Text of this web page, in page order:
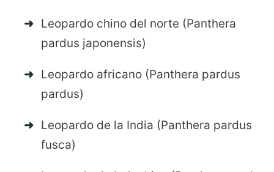
Leopardo chino del norte (Panthera
pardus japonensis)
Leopardo africano (Panthera pardus
pardus)
Leopardo de la India (Panthera pardus
fusca)